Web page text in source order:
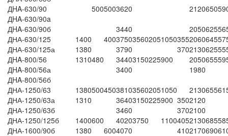
ДHA-630/90
5005003620 2120650
ДHA-630/90a
ДHA-630/90б
3440 2050625
ДНА-630/125
1400 4003750356020510503552060645
ДНА-630/125а
1380 3790 3702130625
ДHA-800/56
1310480 34403150225900 2050655
ДHA-800/56а
3400
1980
ДHA-800/56б
ДНА-1250/63
1380500450381035602051050 2130655
ДНА-1250/63а
1310 36403150225900 3502120
ДНА-1250/63б
3460 3702100
ДНА-1250/125б
1400600 40203750 11004052130685
ДНА-1600/90б
1380 6004070 4102170690